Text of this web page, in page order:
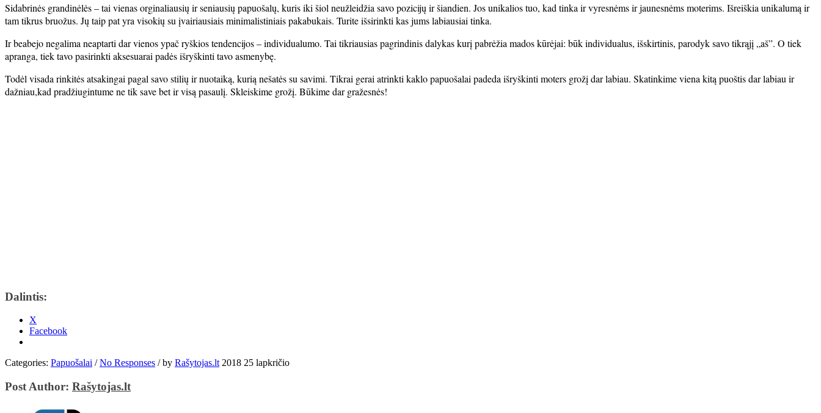
Sidabrinės grandinėlės – tai vienas orginaliausių ir seniausių papuošalų, kuris iki šiol neužleidžia savo pozicijų ir šiandien. Jos unikalios tuo, kad tinka ir vyresnėms ir jaunesnėms moterims. Išreiškia unikalumą ir
tam tikrus bruožus. Jų taip pat yra visokių su įvairiausiais minimalistiniais pakabukais. Turite išsirinkti kas jums labiausiai tinka.
Ir beabejo negalima neaptarti dar vienos ypač ryškios tendencijos – individualumo. Tai tikriausias pagrindinis dalykas kurį pabrėžia mados kūrėjai: būk individualus, išskirtinis, parodyk savo tikrąjį „aš”. O tiek
apranga, tiek tavo pasirinkti aksesuarai padės išryškinti tavo asmenybę.
Todėl visada rinkitės atsakingai pagal savo stilių ir nuotaiką, kurią nešatės su savimi. Tikrai gerai atrinkti kaklo papuošalai padeda išryškinti moters grožį dar labiau. Skatinkime viena kitą puoštis dar labiau ir
dažniau,kad pradžiugintume ne tik save bet ir visą pasaulį. Skleiskime grožį. Būkime dar gražesnės!
Dalintis:
X
Facebook
Categories: Papuošalai / No Responses /by Rašytojas.lt 2018 25 lapkričio
Post Author: Rašytojas.lt